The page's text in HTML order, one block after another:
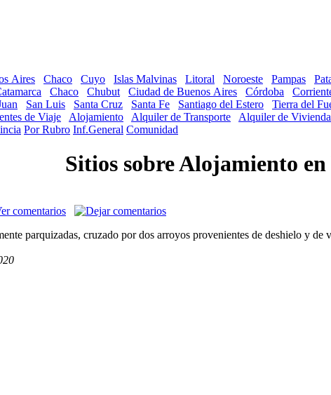
Aires Chaco Cuyo Islas Malvinas Litoral Noroeste Pampas
Chaco Chubut Ciudad de Buenos Aires Córdoba
San Luis Santa Cruz Santa Fe Santiago del Estero Tierra del
de Viaje Alojamiento Alquiler de Transporte Alquiler de
Por Rubro Inf.General Comunidad
Sitios sobre Alojamiento
parquizadas, cruzado por dos arroyos provenientes de deshielo y